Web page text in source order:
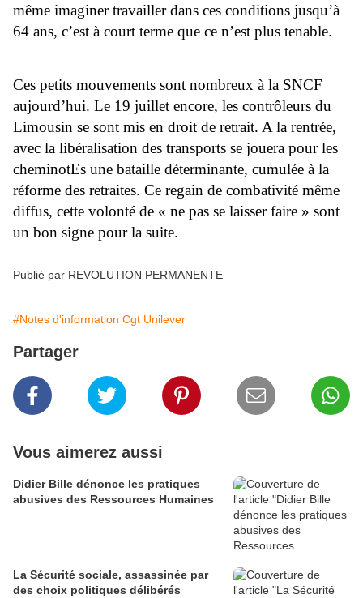
même imaginer travailler dans ces conditions jusqu’à
64 ans, c’est à court terme que ce n’est plus tenable.
Ces petits mouvements sont nombreux à la SNCF
aujourd’hui. Le 19 juillet encore, les contrôleurs du
Limousin se sont mis en droit de retrait. A la rentrée,
avec la libéralisation des transports se jouera pour les
cheminotEs une bataille déterminante, cumulée à la
réforme des retraites. Ce regain de combativité même
diffus, cette volonté de « ne pas se laisser faire » sont
un bon signe pour la suite.
Publié par REVOLUTION PERMANENTE
#Notes d'information Cgt Unilever
Partager
Vous aimerez aussi
Didier Bille dénonce les pratiques
abusives des Ressources Humaines
La Sécurité sociale, assassinée par
des choix politiques délibérés